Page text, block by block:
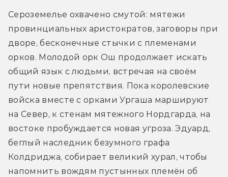
Сероземелье охвачено смутой: мятежи
провинциальных аристократов, заговоры при
дворе, бесконечные стычки с племенами
орков. Молодой орк Ош продолжает искать
общий язык с людьми, встречая на своём
пути новые препятствия. Пока королевские
войска вместе с орками Ургаша маршируют
на Север, к стенам мятежного Нордгарда, на
востоке пробуждается новая угроза. Эдуард,
беглый наследник безумного графа
Колдриджа, собирает великий хурал, чтобы
напомнить вождям пустынных племён об